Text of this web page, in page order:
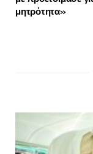
μητρότητα»